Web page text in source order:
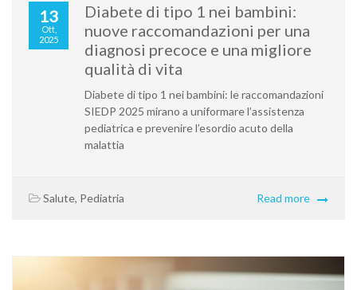
13
Ott,
2025
Diabete di tipo 1 nei bambini:
nuove raccomandazioni per una
diagnosi precoce e una migliore
qualità di vita
Diabete di tipo 1 nei bambini: le raccomandazioni
SIEDP 2025 mirano a uniformare l’assistenza
pediatrica e prevenire l’esordio acuto della
malattia
Salute, Pediatria Read more